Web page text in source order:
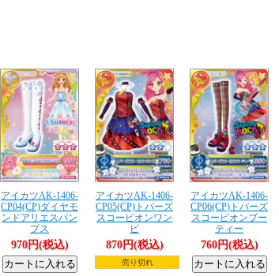
アイカツAK-1406-
CP04(CP)ダイヤモ
ンドアリエスパン
プス
970円(税込)
アイカツAK-1406-
CP05(CP)トパーズ
スコーピオンワン
ピ
870円(税込)
売り切れ
アイカツAK-1406-
CP06(CP)トパーズ
スコーピオンブー
ティー
760円(税込)